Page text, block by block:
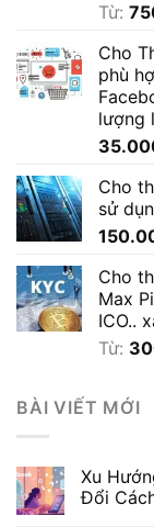
Từ:
Cho
phù
lượng
Cho
sử
Cho
Max
ICO..
Từ:
BÀI VIẾT MỚI
Xu
Đổi